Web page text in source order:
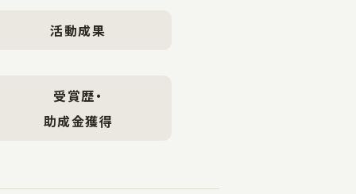
活動成果
受賞歴・
助成金獲得